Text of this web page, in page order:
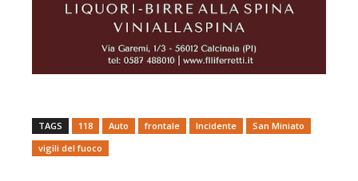
TAGS 118 Auto frontale Incidente
San Miniato
vigili del fuoco